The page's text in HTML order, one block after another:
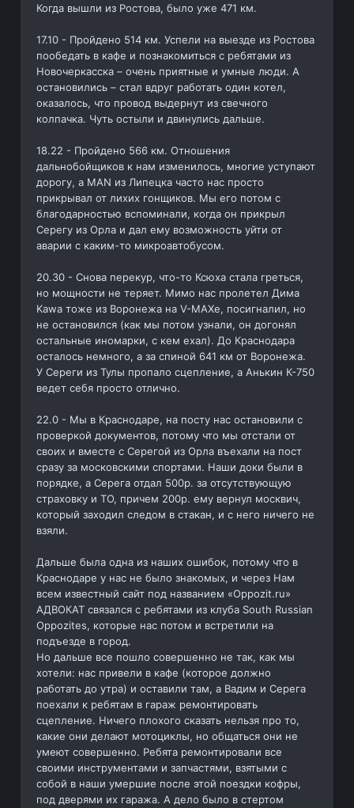
Когда вышли из Ростова, было уже 471 км.
17.10 - Пройдено 514 км. Успели на выезде из Ростова
пообедать в кафе и познакомиться с ребятами из
Новочеркасска – очень приятные и умные люди. А
остановились – стал вдруг работать один котел,
оказалось, что провод выдернут из свечного
колпачка. Чуть остыли и двинулись дальше.
18.22 - Пройдено 566 км. Отношения
дальнобойщиков к нам изменилось, многие уступают
дорогу, а MAN из Липецка часто нас просто
прикрывал от лихих гонщиков. Мы его потом с
благодарностью вспоминали, когда он прикрыл
Серегу из Орла и дал ему возможность уйти от
аварии с каким-то микроавтобусом.
20.30 - Снова перекур, что-то Ксюха стала греться,
но мощности не теряет. Мимо нас пролетел Дима
Kawa тоже из Воронежа на V-MAXe, посигналил, но
не остановился (как мы потом узнали, он догонял
остальные иномарки, с кем ехал). До Краснодара
осталось немного, а за спиной 641 км от Воронежа.
У Сереги из Тулы пропало сцепление, а Анькин К-750
ведет себя просто отлично.
22.0 - Мы в Краснодаре, на посту нас остановили с
проверкой документов, потому что мы отстали от
своих и вместе с Серегой из Орла въехали на пост
сразу за московскими спортами. Наши доки были в
порядке, а Серега отдал 500р. за отсутствующую
страховку и ТО, причем 200р. ему вернул москвич,
который заходил следом в стакан, и с него ничего не
взяли.
Дальше была одна из наших ошибок, потому что в
Краснодаре у нас не было знакомых, и через Нам
всем известный сайт под названием «Oppozit.ru»
АДВОКАТ связался с ребятами из клуба South Russian
Oppozites, которые нас потом и встретили на
подъезде в город.
Но дальше все пошло совершенно не так, как мы
хотели: нас привели в кафе (которое должно
работать до утра) и оставили там, а Вадим и Серега
поехали к ребятам в гараж ремонтировать
сцепление. Ничего плохого сказать нельзя про то,
какие они делают мотоциклы, но общаться они не
умеют совершенно. Ребята ремонтировали все
своими инструментами и запчастями, взятыми с
собой в наши умершие после этой поездки кофры,
под дверями их гаража. А дело было в стертом